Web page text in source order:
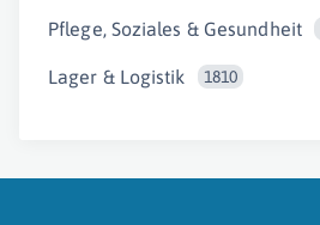
Pflege, Soziales & Gesundheit
Lager & Logistik 1810